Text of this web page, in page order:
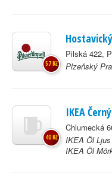
Pilská 422,
Plzeňský
57 Kč
IKEA
Chlumecká
IKEA Öl Ljus
IKEA Öl
40 Kč